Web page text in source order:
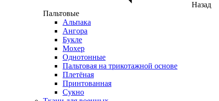
Назад
Пальтовые
Альпака
Ангора
Букле
Мохер
Однотонные
Пальтовая на трикотажной основе
Плетёная
Принтованная
Сукно